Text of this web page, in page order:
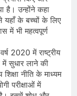
है। उन्होंने कहा
यहाँ के बच्चों के लिए
में भी महत्वपूर्ण
2020 में राष्ट्रीय
में सुधार लाने की
नीति के माध्यम
परीक्षाओं में